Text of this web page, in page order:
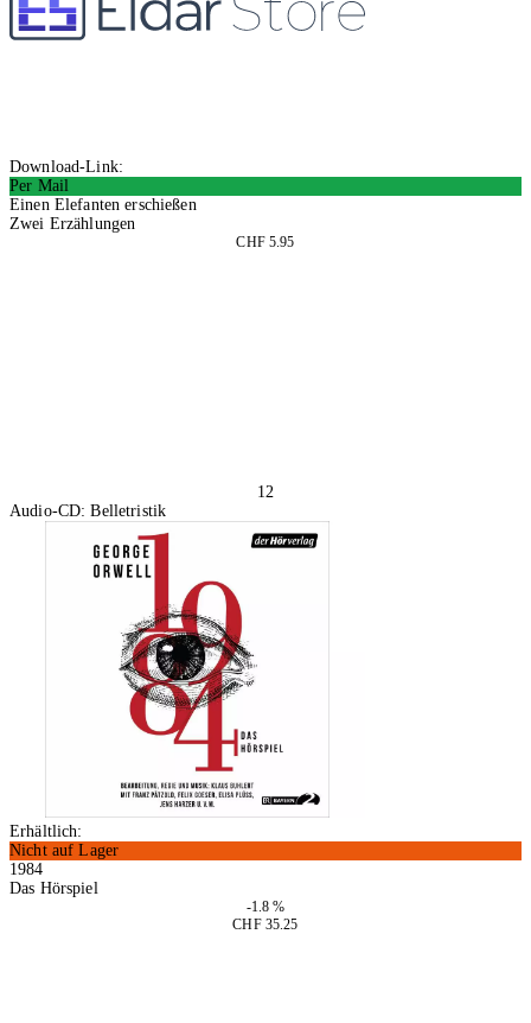
Download-Link:
Per Mail
Einen Elefanten erschießen
Zwei Erzählungen
CHF 5.95
12
Audio-CD: Belletristik
Erhältlich:
Nicht auf Lager
1984
Das Hörspiel
-1.8 %
CHF 35.25